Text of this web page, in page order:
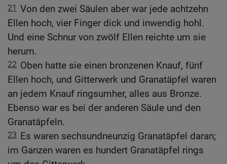
21 Von den zwei Säulen aber war jede achtzehn
Ellen hoch, vier Finger dick und inwendig hohl.
Und eine Schnur von zwölf Ellen reichte um sie
herum.
22 Oben hatte sie einen bronzenen Knauf, fünf
Ellen hoch, und Gitterwerk und Granatäpfel waren
an jedem Knauf ringsumher, alles aus Bronze.
Ebenso war es bei der anderen Säule und den
Granatäpfeln.
23 Es waren sechsundneunzig Granatäpfel daran;
im Ganzen waren es hundert Granatäpfel rings